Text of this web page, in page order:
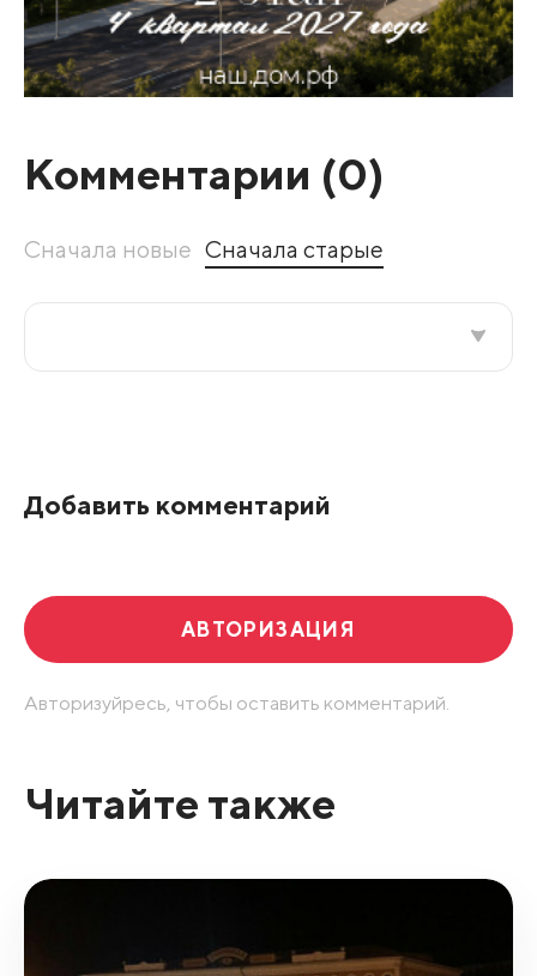
Комментарии (0)
Сначала новые Сначала старые
Добавить комментарий
АВТОРИЗАЦИЯ
Авторизуйресь, чтобы оставить комментарий.
Читайте также